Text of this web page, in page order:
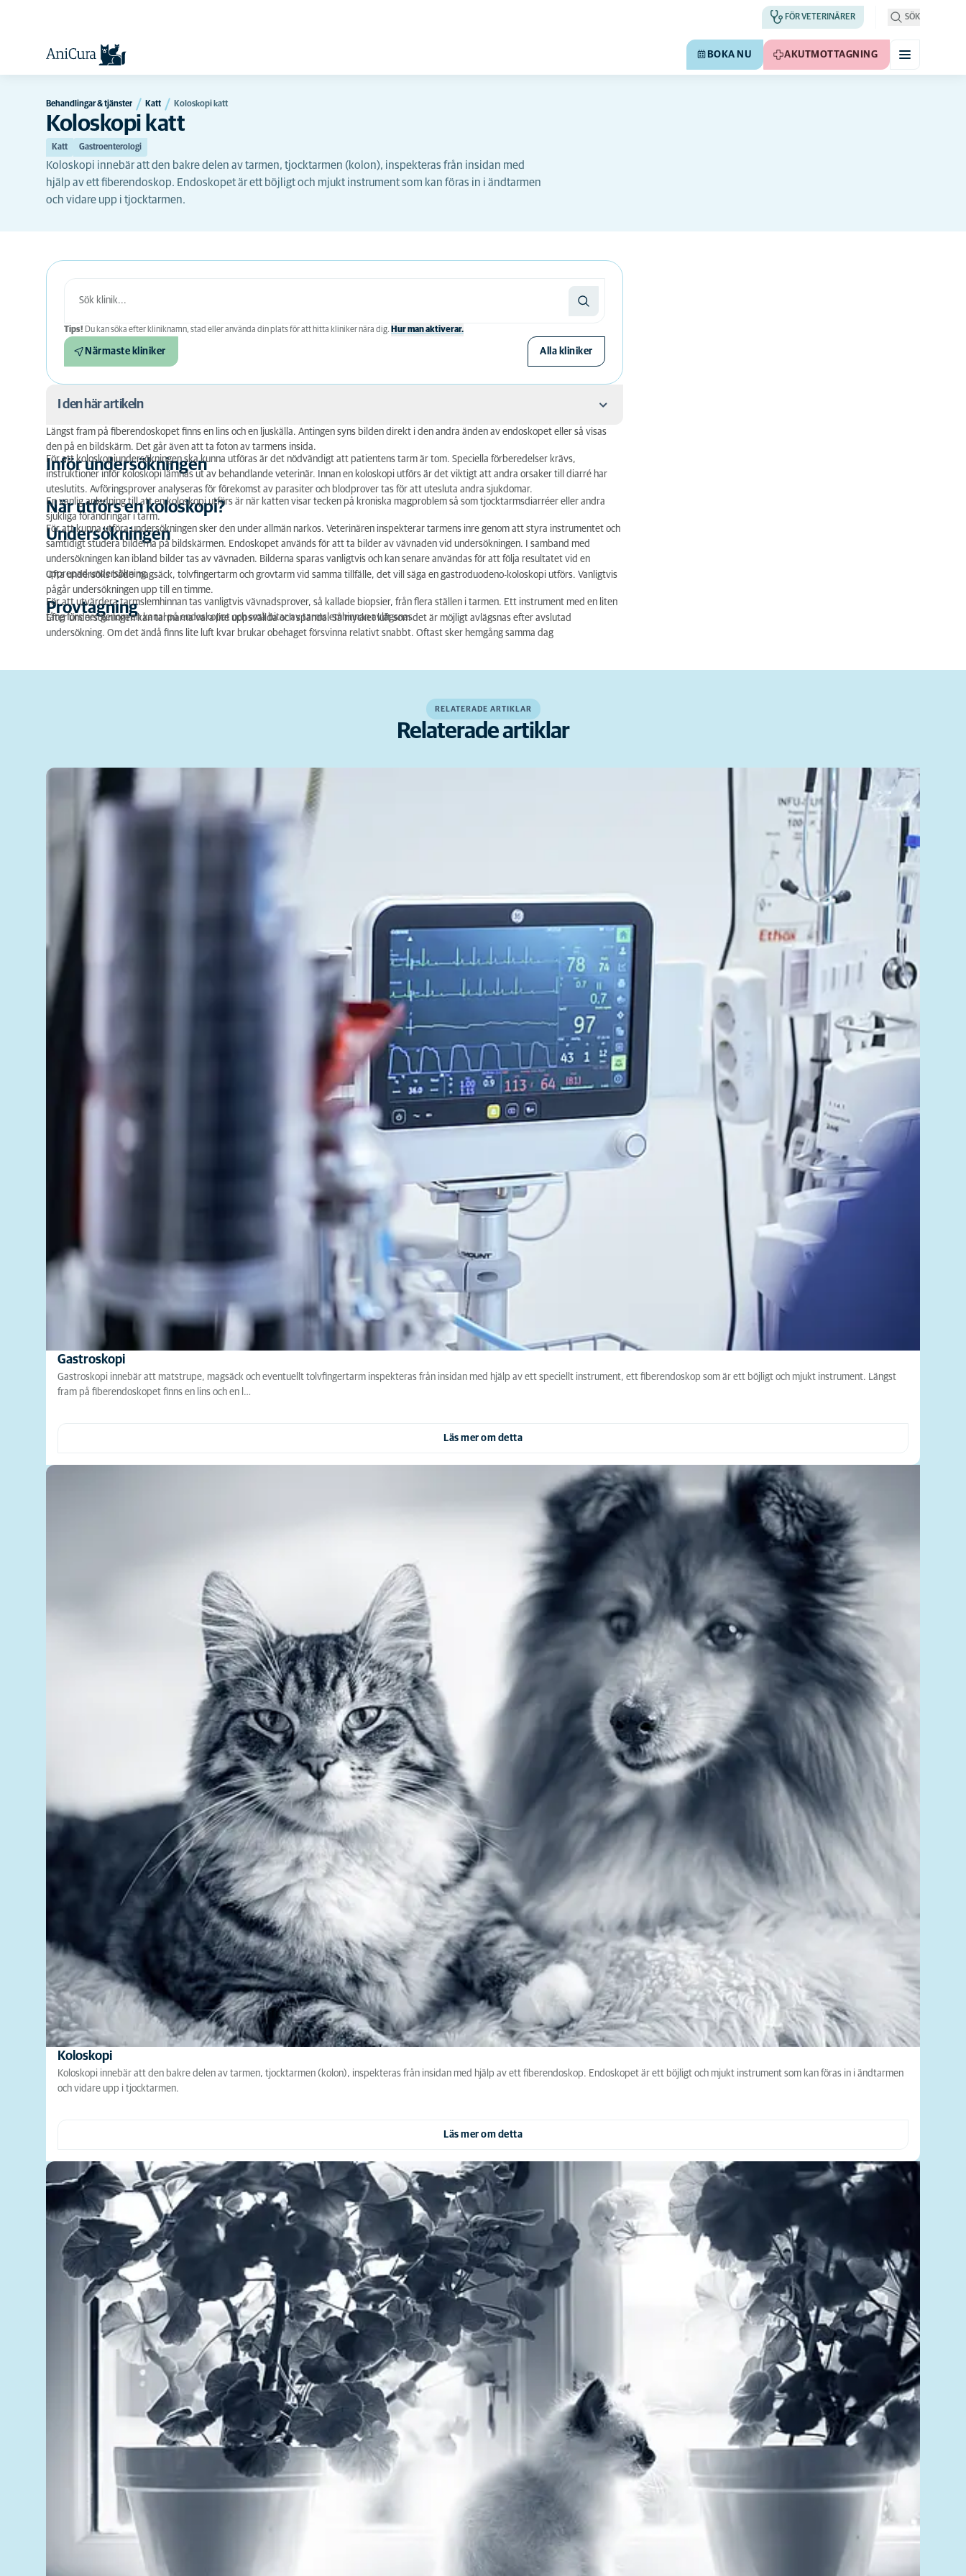
FÖR VETERINÄRER SÖK
BOKA NU AKUTMOTTAGNING
Behandlingar & tjänster Katt Koloskopi katt
Koloskopi katt
Katt Gastroenterologi
Koloskopi innebär att den bakre delen av tarmen, tjocktarmen (kolon), inspekteras från insidan med
hjälp av ett fiberendoskop. Endoskopet är ett böjligt och mjukt instrument som kan föras in i ändtarmen
och vidare upp i tjocktarmen.
Tips! Du kan söka efter kliniknamn, stad eller använda din plats för att hitta kliniker nära dig. Hur man aktiverar.
Närmaste kliniker Alla kliniker
I den här artikeln
Inför undersökningen
När utförs en koloskopi?
Undersökningen
Provtagning
Längst fram på fiberendoskopet finns en lins och en ljuskälla. Antingen syns bilden direkt i den andra änden av endoskopet eller så visas
den på en bildskärm. Det går även att ta foton av tarmens insida.
Inför undersökningen
För att koloskopiundersökningen ska kunna utföras är det nödvändigt att patientens tarm är tom. Speciella förberedelser krävs,
instruktioner inför koloskopi lämnas ut av behandlande veterinär. Innan en koloskopi utförs är det viktigt att andra orsaker till diarré har
uteslutits. Avföringsprover analyseras för förekomst av parasiter och blodprover tas för att utesluta andra sjukdomar.
När utförs en koloskopi?
En vanlig anledning till att en koloskopi utförs är när katten visar tecken på kroniska magproblem så som tjocktarmsdiarréer eller andra
sjukliga förändringar i tarm.
Undersökningen
För att kunna utföra undersökningen sker den under allmän narkos. Veterinären inspekterar tarmens inre genom att styra instrumentet och
samtidigt studera bilderna på bildskärmen. Endoskopet används för att ta bilder av vävnaden vid undersökningen. I samband med
undersökningen kan ibland bilder tas av vävnaden. Bilderna sparas vanligtvis och kan senare användas för att följa resultatet vid en
upprepad undersökning.
Ofta undersöks både magsäck, tolvfingertarm och grovtarm vid samma tillfälle, det vill säga en gastroduodeno-koloskopi utförs. Vanligtvis
pågår undersökningen upp till en timme.
Provtagning
För att utvärdera tarmslemhinnan tas vanligtvis vävnadsprover, så kallade biopsier, från flera ställen i tarmen. Ett instrument med en liten
tång förs ner genom en kanal på endoskopet och små bitar av tarmslemhinnan avlägsnas.
Efter undersökningen kan tarmarna vara lite uppsvällda och spända. Så mycket luft som det är möjligt avlägsnas efter avslutad
undersökning. Om det ändå finns lite luft kvar brukar obehaget försvinna relativt snabbt. Oftast sker hemgång samma dag
RELATERADE ARTIKLAR
Relaterade artiklar
Gastroskopi
Gastroskopi innebär att matstrupe, magsäck och eventuellt tolvfingertarm inspekteras från insidan med hjälp av ett speciellt instrument, ett fiberendoskop som är ett böjligt och mjukt instrument. Längst
fram på fiberendoskopet finns en lins och en l…
Läs mer om detta
Koloskopi
Koloskopi innebär att den bakre delen av tarmen, tjocktarmen (kolon), inspekteras från insidan med hjälp av ett fiberendoskop. Endoskopet är ett böjligt och mjukt instrument som kan föras in i ändtarmen
och vidare upp i tjocktarmen.
Läs mer om detta